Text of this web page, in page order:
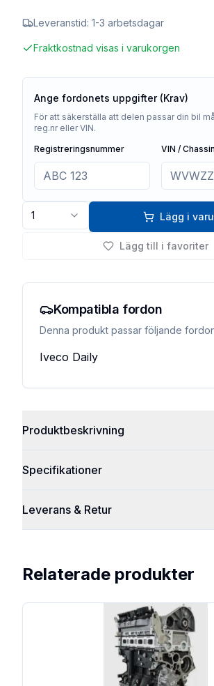
Leveranstid: 1-3 arbetsdagar
Fraktkostnad visas i varukorgen
Ange fordonets uppgifter (Krav)
För att säkerställa att delen passar din bil
reg.nr eller VIN.
Registreringsnummer
VIN /
1 Lägg i
Lägg till i favoriter
Kompatibla fordon
Denna produkt passar följande
Iveco Daily
Produktbeskrivning
Specifikationer
Leverans & Retur
Relaterade produkter